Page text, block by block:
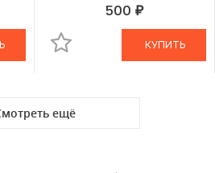
500 руб.В КОРЗИНЕ
КУПИТЬ
ещё